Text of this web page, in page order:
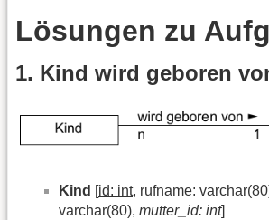
Lösungen zu
1. Kind wird geboren
Kind [id: int, rufname:
varchar(80), mutter_id: int]